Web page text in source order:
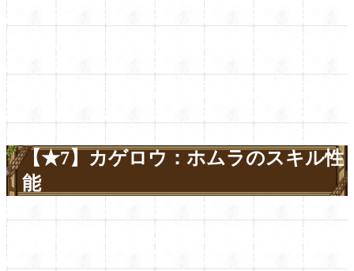
【★7】カゲロウ：ホムラのスキル性
能